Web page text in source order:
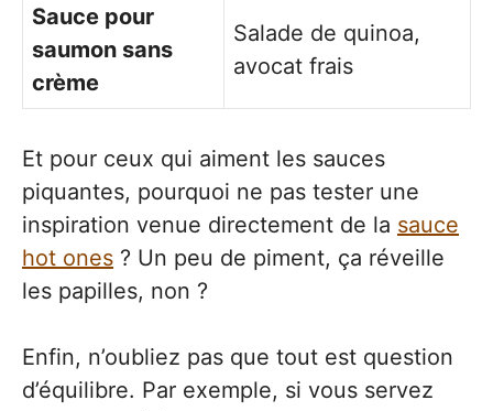
Sauce pour
saumon sans
crème
Salade de quinoa,
avocat frais
Et pour ceux qui aiment les sauces
piquantes, pourquoi ne pas tester une
inspiration venue directement de la sauce
hot ones ? Un peu de piment, ça réveille
les papilles, non ?
Enfin, n’oubliez pas que tout est question
d’équilibre. Par exemple, si vous servez